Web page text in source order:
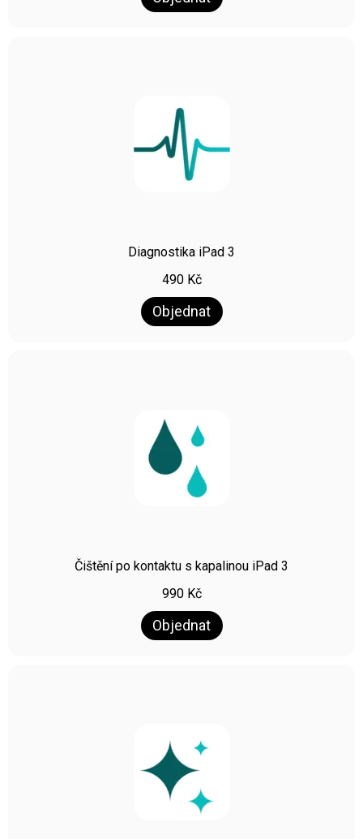
Diagnostika iPad 3
490 Kč
Objednat
Čištění po kontaktu s kapalinou iPad 3
990 Kč
Objednat